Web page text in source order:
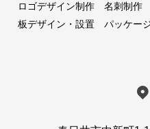
ロゴデザイン制作 名刺制
板デザイン・設置 パッケー